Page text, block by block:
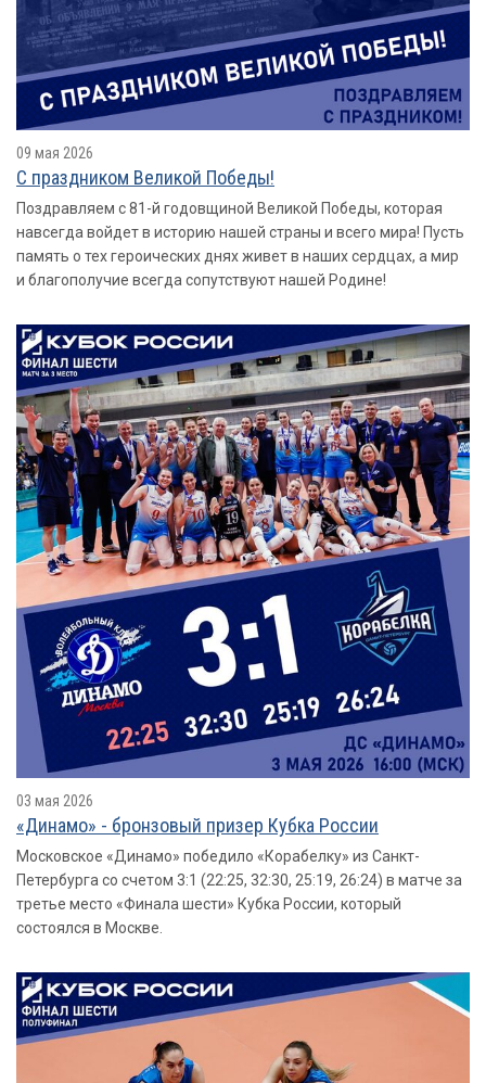
09 мая 2026
С праздником Великой Победы!
Поздравляем с 81-й годовщиной Великой Победы, которая
навсегда войдет в историю нашей страны и всего мира! Пусть
память о тех героических днях живет в наших сердцах, а мир
и благополучие всегда сопутствуют нашей Родине!
03 мая 2026
«Динамо» - бронзовый призер Кубка России
Московское «Динамо» победило «Корабелку» из Санкт-
Петербурга со счетом 3:1 (22:25, 32:30, 25:19, 26:24) в матче за
третье место «Финала шести» Кубка России, который
состоялся в Москве.